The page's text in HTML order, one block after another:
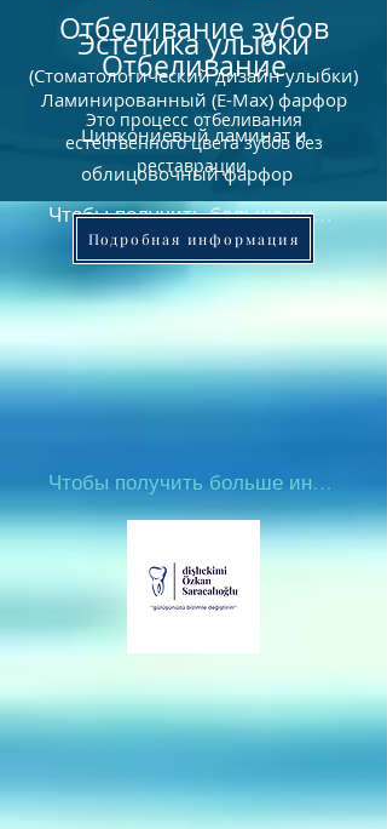
Отбеливание зубов
Отбеливание
Это процесс отбеливания
естественного цвета зубов без
реставрации.
Чтобы получить больше информации
Эстетика улыбки
(Стоматологический дизайн улыбки)
Ламинированный (E-Max) фарфор
Циркониевый ламинат и
облицовочный фарфор
Подробная информация
Чтобы получить больше информации